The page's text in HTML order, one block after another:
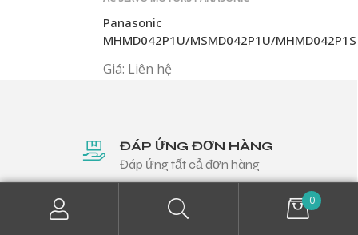
Panasonic
MHMD042P1U/MSMD042P1U/MHMD042P1S
Giá: Liên hệ
ĐÁP ỨNG ĐƠN HÀNG
Đáp ứng tất cả đơn hàng
0